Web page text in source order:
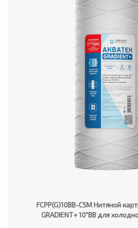
FCPP(G)10BB-C5M Нитяной
GRADIENT+ 10"ВВ для